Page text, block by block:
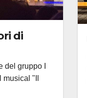
di
gruppo I
"Il